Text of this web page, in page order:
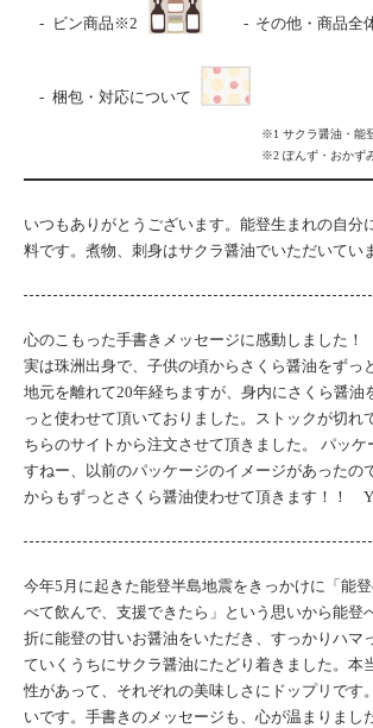
ビン商品※2 その他・商品全
梱包・対応について
※1 サクラ醤油・能
※2 ぽんず・おかず
いつもありがとうございます。能登生まれの自分
料です。煮物、刺身はサクラ醤油でいただいて
心のこもった手書きメッセージに感動しました！
実は珠洲出身で、子供の頃からさくら醤油をずっ
地元を離れて20年経ちますが、身内にさくら醤油
っと使わせて頂いておりました。ストックが切れ
ちらのサイトから注文させて頂きました。 パッ
すねー、以前のパッケージのイメージがあったの
からもずっとさくら醤油使わせて頂きます！！
今年5月に起きた能登半島地震をきっかけに「能
べて飲んで、支援できたら」という思いから能登
折に能登の甘いお醤油をいただき、すっかりハマ
ていくうちにサクラ醤油にたどり着きました。本
性があって、それぞれの美味しさにドップリです
いです。手書きのメッセージも、心が温まりまし